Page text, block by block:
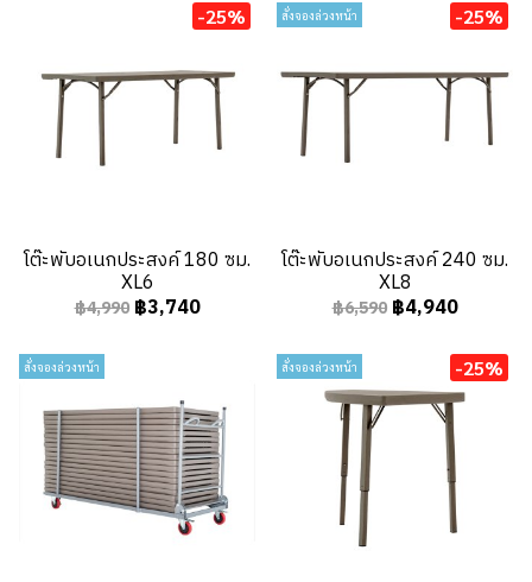
-25%
โต๊ะพับอเนกประสงค์ 180 ซม.
XL6
฿4,990 ฿3,740
สั่งจองล่วงหน้า -25%
โต๊ะพับอเนกประสงค์ 240 ซม.
XL8
฿6,590 ฿4,940
สั่งจองล่วงหน้า สั่งจองล่วงหน้า -25%